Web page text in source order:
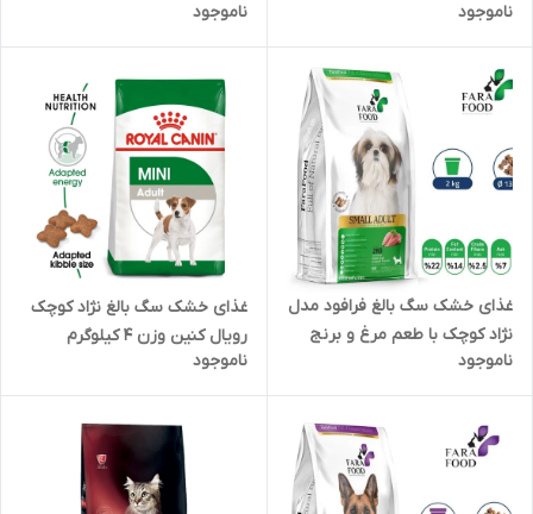
کیلوگرم ( بسته بندی در زیپ
کیپ پت شاپ لئو)
ناموجود
بسته بندی در زیپ کیپ پت
شاپ لئو )
ناموجود
غذای خشک سگ بالغ فرافود مدل
نژاد کوچک با طعم مرغ و برنج
وزن 1 کیلوگرم فله ( بسته بندی
در زیپ کیپ پت شاپ لئو )
ناموجود
غذای خشک سگ بالغ نژاد کوچک
رویال کنین وزن 4 کیلوگرم
ناموجود